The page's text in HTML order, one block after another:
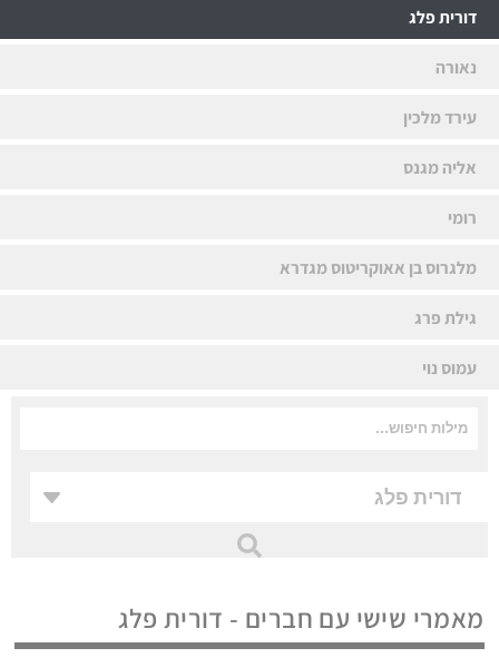
דורית פלג
נאורה
עירד מלכין
אליה מגנס
רומי
מלגרוס בן אאוקריטוס מגדרא
גילת פרג
עמוס נוי
מאמרי שישי עם חברים - דורית פלג